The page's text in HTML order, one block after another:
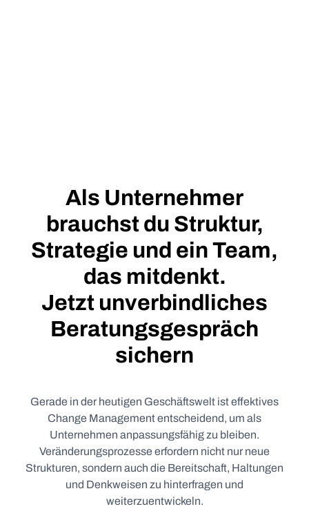
Als Unternehmer
brauchst du Struktur,
Strategie und ein Team,
das mitdenkt.
Jetzt unverbindliches
Beratungsgespräch
sichern
Gerade in der heutigen Geschäftswelt ist effektives
Change Management entscheidend, um als
Unternehmen anpassungsfähig zu bleiben.
Veränderungsprozesse erfordern nicht nur neue
Strukturen, sondern auch die Bereitschaft, Haltungen
und Denkweisen zu hinterfragen und
weiterzuentwickeln.